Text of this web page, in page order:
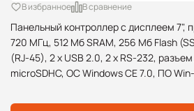
Панельный контроллер с дисплеем 7",
720 МГц, 512 Мб SRAM, 256 Мб Flash
(RJ-45), 2 x USB 2.0, 2 x RS-232,
microSDHC, ОС Windows CE 7.0, ПО
В избранное В сравнение